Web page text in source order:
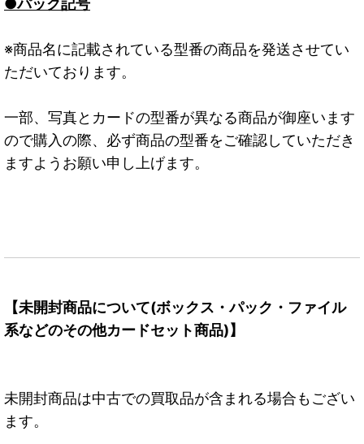
※商品名に記載されている型番の商品を発送させてい
ただいております。
一部、写真とカードの型番が異なる商品が御座います
ので購入の際、必ず商品の型番をご確認していただき
ますようお願い申し上げます。
【未開封商品について(ボックス・パック・ファイル
系などのその他カードセット商品)】
未開封商品は中古での買取品が含まれる場合もござい
ます。